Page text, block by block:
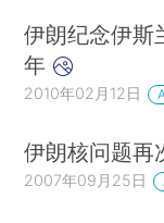
伊朗纪念伊斯
年
2010年02月12日
伊朗核问题再
2007年09月25日